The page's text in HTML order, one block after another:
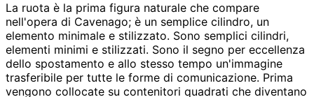
La ruota è la prima figura naturale che compare
nell'opera di Cavenago; è un semplice cilindro, un
elemento minimale e stilizzato. Sono semplici cilindri,
elementi minimi e stilizzati. Sono il segno per eccellenza
dello spostamento e allo stesso tempo un'immagine
trasferibile per tutte le forme di comunicazione. Prima
vengono collocate su contenitori quadrati che diventano